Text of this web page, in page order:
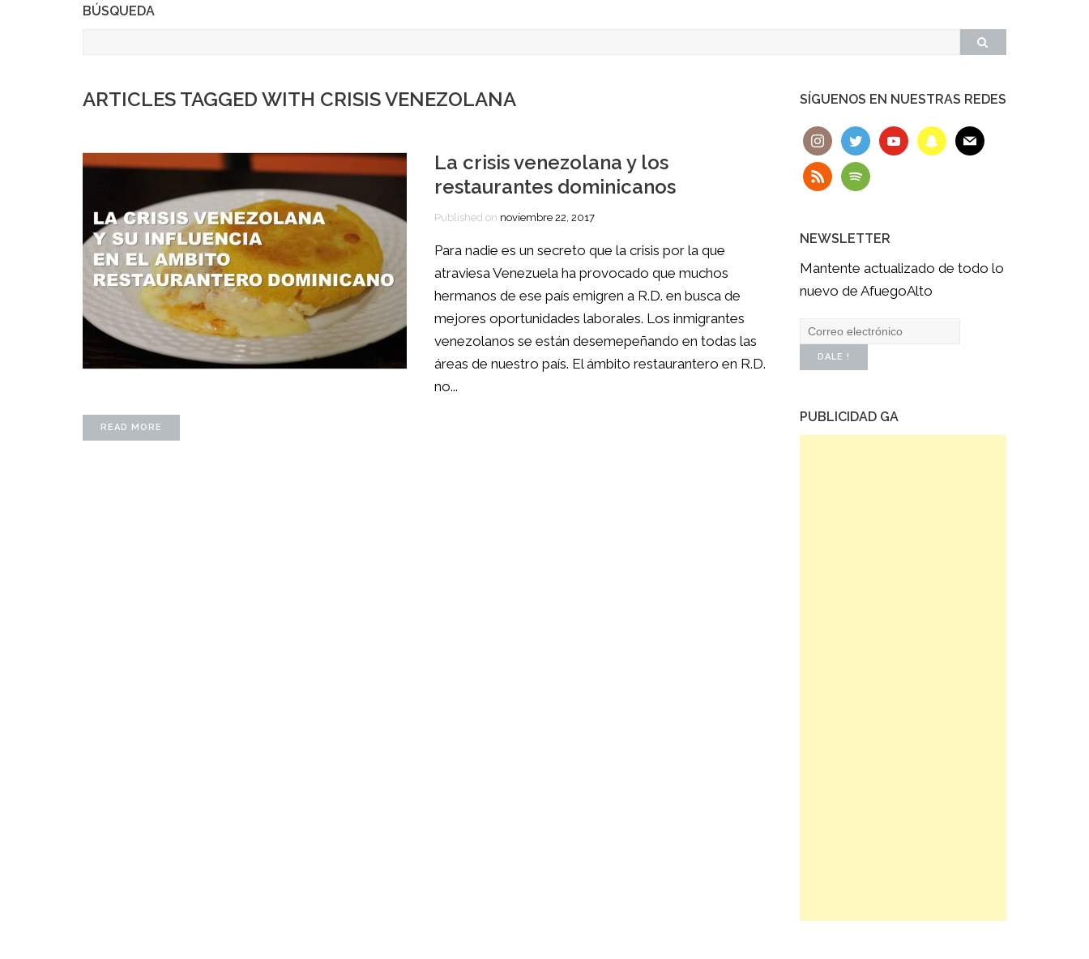
BÚSQUEDA
ARTICLES TAGGED WITH CRISIS VENEZOLANA
La crisis venezolana y los
restaurantes dominicanos
Published on noviembre 22, 2017
Para nadie es un secreto que la crisis por la que
atraviesa Venezuela ha provocado que muchos
hermanos de ese país emigren a R.D. en busca de
mejores oportunidades laborales. Los inmigrantes
venezolanos se están desemepeñando en todas las
áreas de nuestro país. El ámbito restaurantero en R.D.
no...
READ MORE
SÍGUENOS EN NUESTRAS REDES
NEWSLETTER
Mantente actualizado de todo lo
nuevo de AfuegoAlto
PUBLICIDAD GA